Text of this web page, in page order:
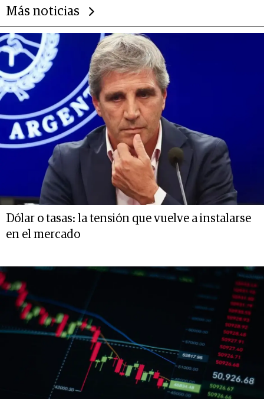
Más noticias
Dólar o tasas: la tensión que vuelve a instalarse
en el mercado